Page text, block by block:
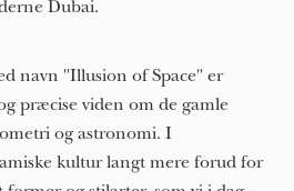
Dubai.
navn "Illusion of Space" er
præcise viden om de gamle
og astronomi. I
kultur langt mere forud for